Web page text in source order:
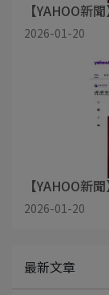
【YAHOO新
2026-01-20
【YAHOO新
2026-01-20
最新文章